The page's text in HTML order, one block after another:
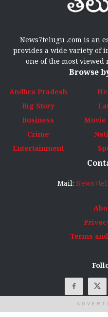
News7telugu .com is an
provides a wide variety of
one of the most viewed
Browse
Andhra Pradesh
Big Story
Business
Crime
Entertainment
Movie
Mail:
Terms